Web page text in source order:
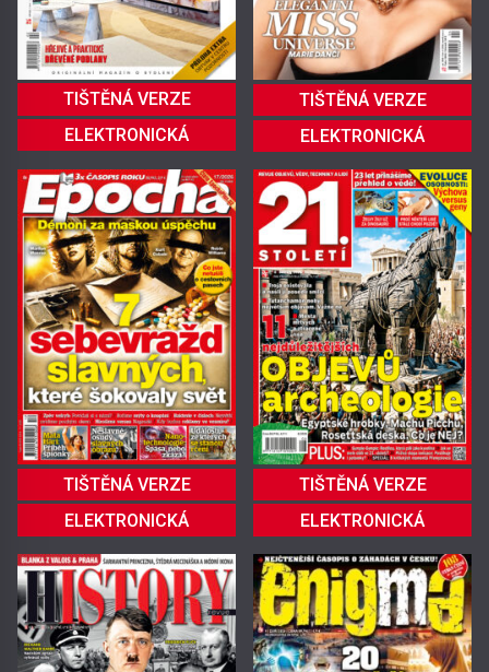
TIŠTĚNÁ VERZE
ELEKTRONICKÁ
TIŠTĚNÁ VERZE
ELEKTRONICKÁ
TIŠTĚNÁ VERZE
ELEKTRONICKÁ
TIŠTĚNÁ VERZE
ELEKTRONICKÁ